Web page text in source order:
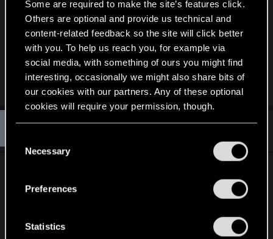
Some are required to make the site’s features click.
Others are optional and provide us technical and
content-related feedback so the site will click better
with you. To help us reach you, for example via
social media, with something of ours you might find
interesting, occasionally we might also share bits of
our cookies with our partners. Any of these optional
cookies will require your permission, though.
and tweak your preferences regarding them in the
Necessary
Preferences
Statistics
Es liegen auf dem Feld:
2x HU ([3+9x3]x2+3)=63 - 3x ES 6- 2xTB 8 =160
Last edited:
R
e
a
c
t
n
S
#4
dann muss ich nochmal neu rechnen. Bei mir
An den Hawker hab ich gar nicht gedacht.